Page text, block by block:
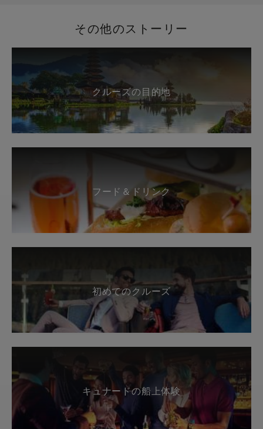
その他のストーリー
クルーズの目的地
フード＆ドリンク
初めてのクルーズ
キュナードの船上体験